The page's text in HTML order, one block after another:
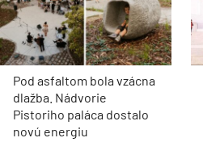
Pod asfaltom bola vzácna
dlažba. Nádvorie
Pistoriho paláca dostalo
novú energiu